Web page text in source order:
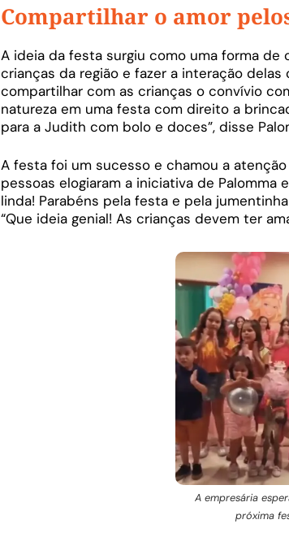
Compartilhar o amor
A ideia da festa surgiu como uma forma
crianças da região e fazer a interação delas
compartilhar com as crianças o convívio
natureza em uma festa com direito a
para a Judith com bolo e doces”, disse
A festa foi um sucesso e chamou a
pessoas elogiaram a iniciativa de Palomma
linda! Parabéns pela festa e pela
“Que ideia genial! As crianças devem ter
A empresária
próxima